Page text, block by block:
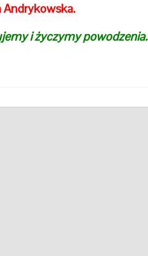
Andrykowska.
i życzymy powodzenia.